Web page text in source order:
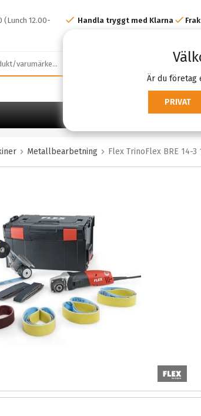
Är du företag
PRIVAT
(Lunch 12.00- Handla tryggt med Klarna
Metallbearbetning Flex TrinoFlex BRE 14-3